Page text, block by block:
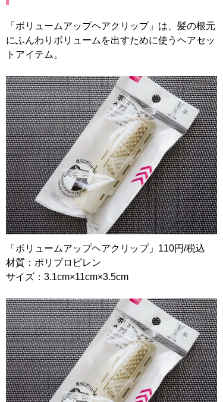
「ボリュームアップヘアクリップ」は、髪の根元
にふんわりボリュームを出すために使うヘアセッ
トアイテム。
「ボリュームアップヘアクリップ」110円/税込
材質：ポリプロピレン
サイズ：3.1cm×11cm×3.5cm